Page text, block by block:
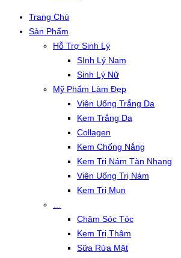
Trang Chủ
Sản Phẩm
Hỗ Trợ Sinh Lý
SInh Lý Nam
Sinh Lý Nữ
Mỹ Phẩm Làm Đẹp
Viên Uống Trắng Da
Kem Trắng Da
Collagen
Kem Chống Nắng
Kem Trị Nám Tàn Nhang
Viên Uống Trị Nám
Kem Trị Mụn
Chăm Sóc Tóc
Kem Trị Thâm
Sữa Rửa Mặt